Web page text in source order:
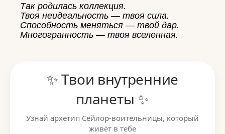
Так родилась коллекция.
Твоя неидеальность — твоя сила.
Способность меняться — твой дар.
Многогранность — твоя вселенная.
✨ Твои внутренние
планеты ✨
Узнай архетип Сейлор-воительницы, который
живёт в тебе